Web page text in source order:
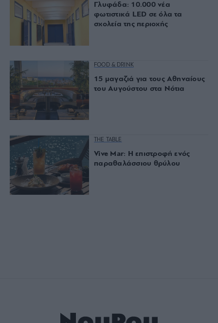
Γλυφάδα: 10.000 νέα
φωτιστικά LED σε όλα τα
σχολεία της περιοχής
FOOD & DRINK
15 μαγαζιά για τους Αθηναίους
του Αυγούστου στα Νότια
THE TABLE
Vive Mar: Η επιστροφή ενός
παραθαλάσσιου θρύλου